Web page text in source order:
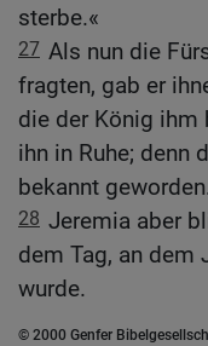
sterbe.«
27 Als nun die
fragten, gab er
die der König ihm
ihn in Ruhe; denn
bekannt
28 Jeremia aber
dem Tag, an dem
wurde.
© 2000 Genfer